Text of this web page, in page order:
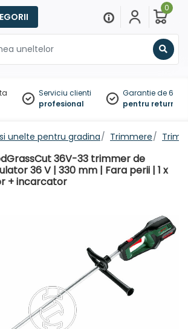
0
Serviciu clienti
profesional
Garantie de 60
pentru
unelte pentru gradina Trimmere
36V-33 trimmer de
36 V | 330 mm | Fara perii | 1 x
+ incarcator